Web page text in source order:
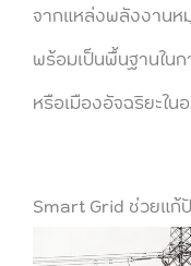
จากแหล่งพลังงานห
พร้อมเป็นพื้นฐานในก
หรือเมืองอัจฉริยะใน
Smart Grid ช่วยแก้